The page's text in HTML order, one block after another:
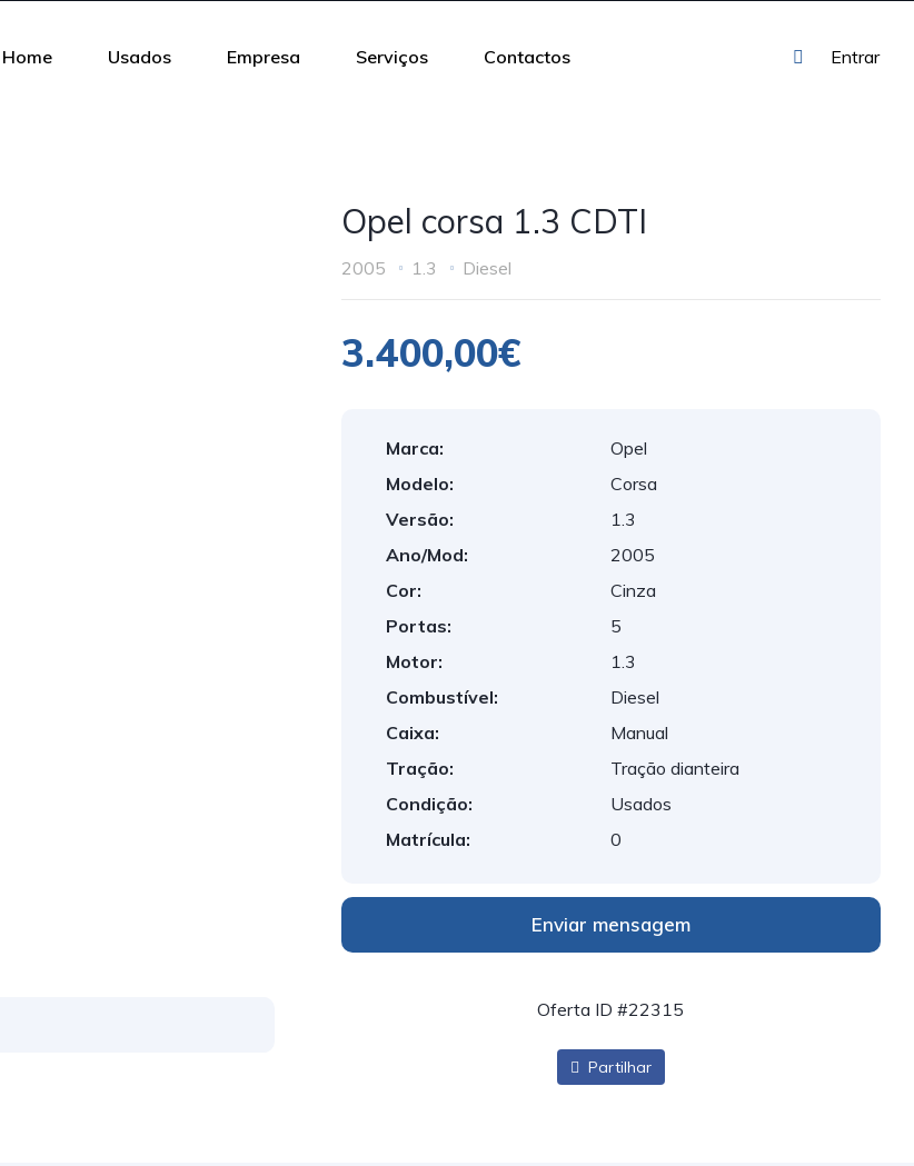
Home Usados Empresa Serviços Contactos Entrar
Opel corsa 1.3 CDTI
2005 1.3 Diesel
3.400,00€
Marca:
Opel
Modelo:
Corsa
Versão:
1.3
Ano/Mod:
2005
Cor:
Cinza
Portas:
5
Motor:
1.3
Combustível:
Diesel
Caixa:
Manual
Tração:
Tração dianteira
Condição:
Usados
Matrícula:
0
Enviar mensagem
Oferta ID #22315
Partilhar